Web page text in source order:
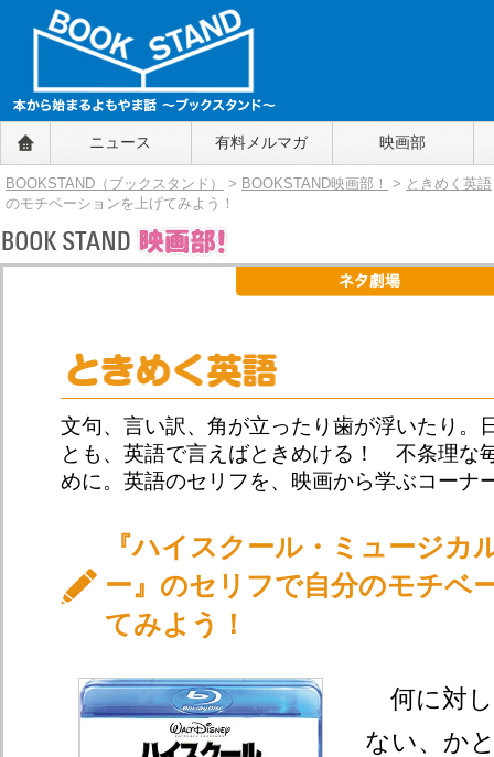
BOOKSTAND（ブックスタンド）
～本から始まるよもやま話～
BOOKSTAND（ブ
ックスタンド）
ニュース 有料メルマガ 映画部
BOOKSTAND（ブックスタンド） > BOOKSTAND映画部！ > ときめく英語
のモチベーションを上げてみよう！
文句、言い訳、角が立ったり歯が浮いたり。
とも、英語で言えばときめける！ 不条理な
めに。英語のセリフを、映画から学ぶコーナ
『ハイスクール・ミュージカ
ー』のセリフで自分のモチベ
てみよう！
何に対
ない、か